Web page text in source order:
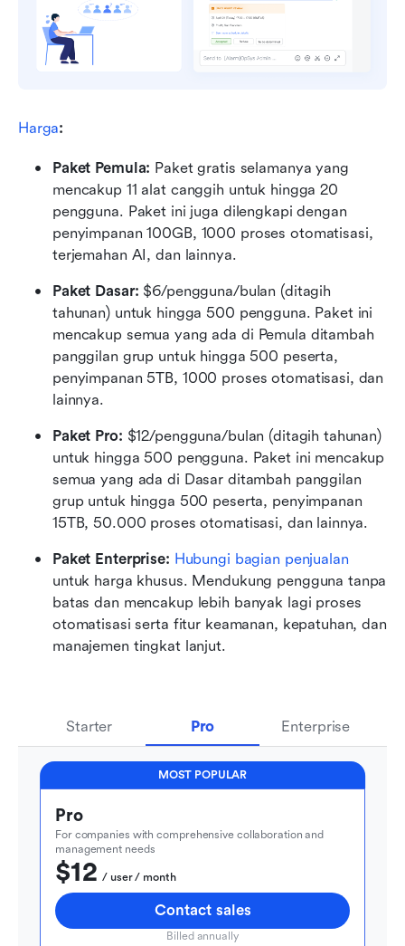
Harga:
Paket Pemula: Paket gratis selamanya yang
mencakup 11 alat canggih untuk hingga 20
pengguna. Paket ini juga dilengkapi dengan
penyimpanan 100GB, 1000 proses otomatisasi,
terjemahan AI, dan lainnya.
Paket Dasar: $6/pengguna/bulan (ditagih
tahunan) untuk hingga 500 pengguna. Paket ini
mencakup semua yang ada di Pemula ditambah
panggilan grup untuk hingga 500 peserta,
penyimpanan 5TB, 1000 proses otomatisasi, dan
lainnya.
Paket Pro: $12/pengguna/bulan (ditagih tahunan)
untuk hingga 500 pengguna. Paket ini mencakup
semua yang ada di Dasar ditambah panggilan
grup untuk hingga 500 peserta, penyimpanan
15TB, 50.000 proses otomatisasi, dan lainnya.
Paket Enterprise: Hubungi bagian penjualan
untuk harga khusus. Mendukung pengguna tanpa
batas dan mencakup lebih banyak lagi proses
otomatisasi serta fitur keamanan, kepatuhan, dan
manajemen tingkat lanjut.
Starter Pro Enterprise
MOST POPULAR
Pro
For companies with comprehensive collaboration and
management needs
$12
  / user / month
Contact sales
Billed annually